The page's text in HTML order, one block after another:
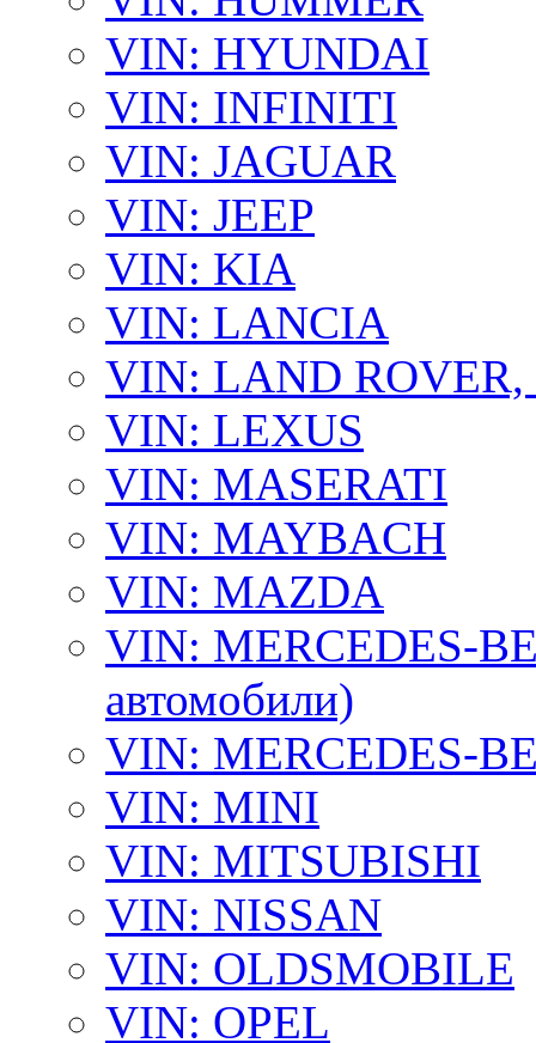
VIN: HYUNDAI
VIN: INFINITI
VIN: JAGUAR
VIN: JEEP
VIN: KIA
VIN: LANCIA
VIN: LAND ROVER,
VIN: LEXUS
VIN: MASERATI
VIN: MAYBACH
VIN: MAZDA
VIN: MERCEDES-
автомобили)
VIN: MERCEDES-
VIN: MINI
VIN: MITSUBISHI
VIN: NISSAN
VIN: OLDSMOBILE
VIN: OPEL